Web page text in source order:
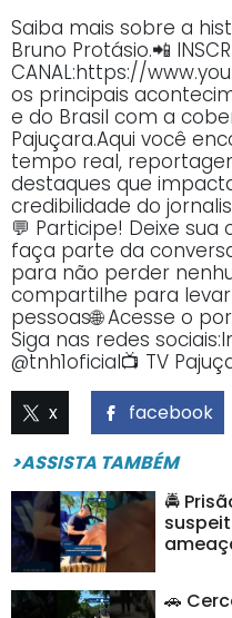
Saiba mais sobre a
Bruno Protásio.📲
CANAL:https://
os principais
e do Brasil com a
Pajuçara.Aqui você
tempo real,
destaques que
credibilidade do
💬 Participe! Deixe
faça parte da
para não perder
compartilhe para
pessoas🌐 Acesse o
Siga nas redes
@tnh1oficial📺 TV
x facebook
>ASSISTA TAMBÉM
🚔
🚗